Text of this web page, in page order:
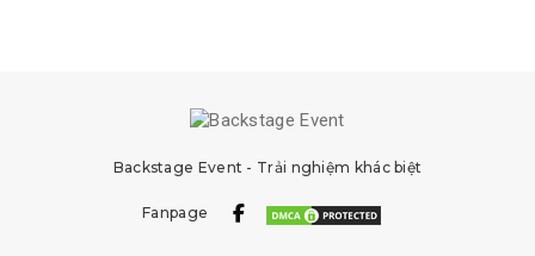
Backstage Event - Trải nghiệm khác biệt
Fanpage